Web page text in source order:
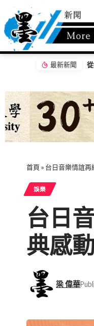
最新新聞
首頁 » 台日音樂情誼
娛樂
台日
典感
梁 偉華